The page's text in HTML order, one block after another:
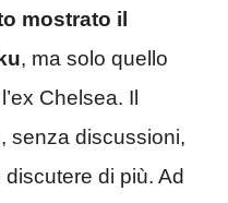
mostrato il
, ma solo quello
Chelsea. Il
senza discussioni,
di più. Ad